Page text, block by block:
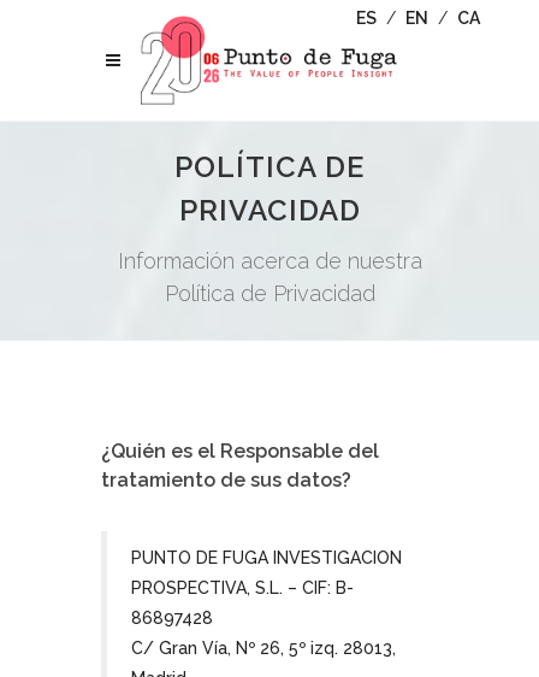
ES / EN / CA
POLÍTICA DE
PRIVACIDAD
Información acerca de nuestra
Política de Privacidad
¿Quién es el Responsable del
tratamiento de sus datos?
PUNTO DE FUGA INVESTIGACION
PROSPECTIVA, S.L. – CIF: B-
86897428
C/ Gran Vía, Nº 26, 5º izq. 28013,